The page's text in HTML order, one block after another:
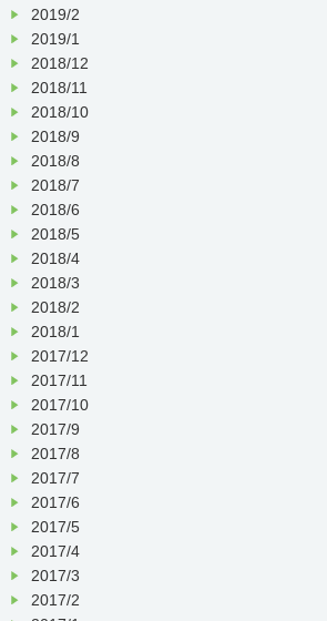
2019/2
2019/1
2018/12
2018/11
2018/10
2018/9
2018/8
2018/7
2018/6
2018/5
2018/4
2018/3
2018/2
2018/1
2017/12
2017/11
2017/10
2017/9
2017/8
2017/7
2017/6
2017/5
2017/4
2017/3
2017/2